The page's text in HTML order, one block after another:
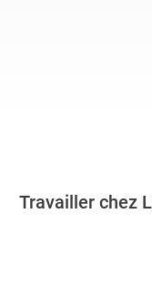
Travailler chez